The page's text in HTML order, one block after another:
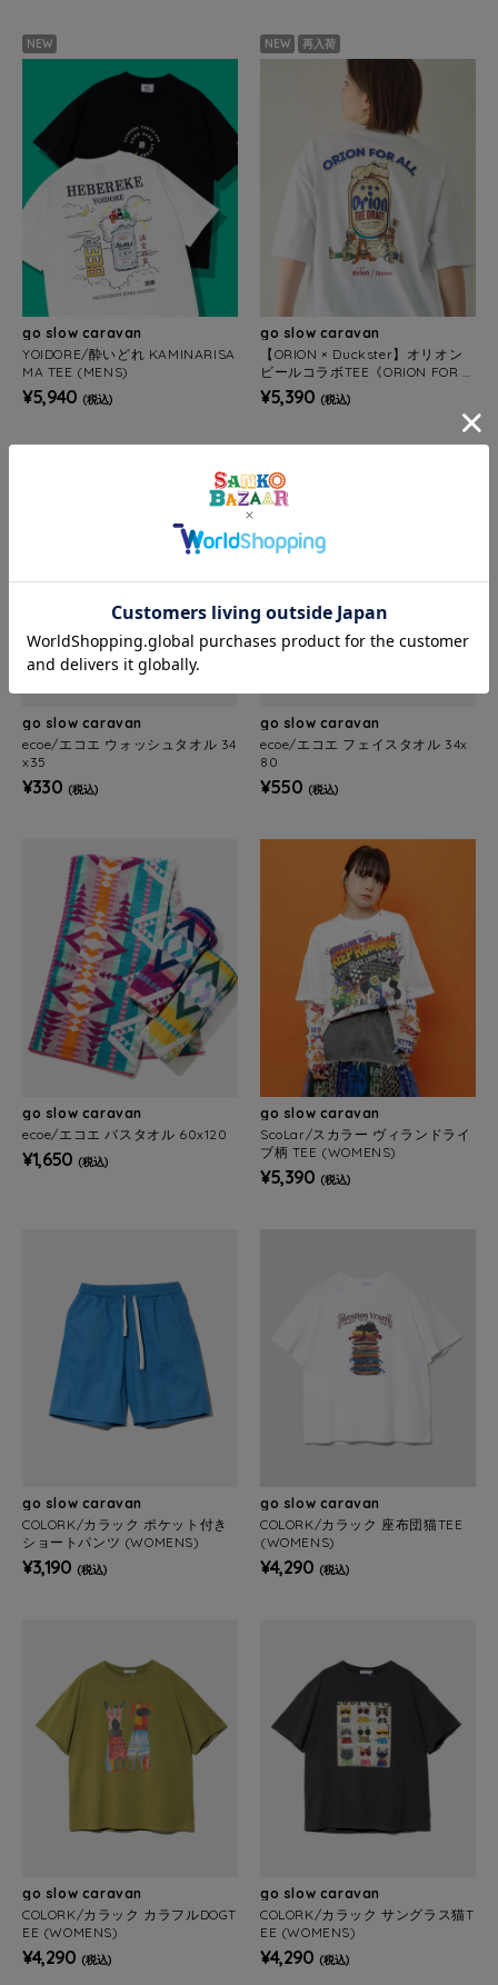
NEW
go slow caravan
YOIDORE/酔いどれ KAMINARISA
MA TEE (MENS)
¥5,940 (税込)
NEW 再入荷
go slow caravan
【ORION × Duckster】オリオン
ビールコラボTEE《ORION FOR A
LL》(MENS)
¥5,390 (税込)
go slow caravan
ecoe/エコエ ウォッシュタオル 34
x35
¥330 (税込)
go slow caravan
ecoe/エコエ フェイスタオル 34x
80
¥550 (税込)
go slow caravan
ecoe/エコエ バスタオル 60x120
¥1,650 (税込)
go slow caravan
ScoLar/スカラー ヴィランドライ
ブ柄 TEE (WOMENS)
¥5,390 (税込)
go slow caravan
COLORK/カラック ポケット付き
ショートパンツ (WOMENS)
¥3,190 (税込)
go slow caravan
COLORK/カラック 座布団猫TEE
(WOMENS)
¥4,290 (税込)
go slow caravan
COLORK/カラック カラフルDOGT
EE (WOMENS)
¥4,290 (税込)
go slow caravan
COLORK/カラック サングラス猫T
EE (WOMENS)
¥4,290 (税込)